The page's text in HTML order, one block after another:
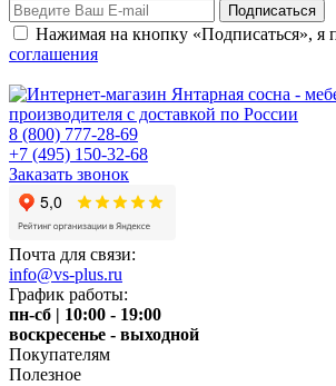
Нажимая на кнопку «Подписаться», я
соглашения
8 (800) 777-28-69
+7 (495) 150-32-68
Заказать звонок
Почта для связи:
info@vs-plus.ru
График работы:
пн-сб | 10:00 - 19:00
воскресенье - выходной
Покупателям
Полезное